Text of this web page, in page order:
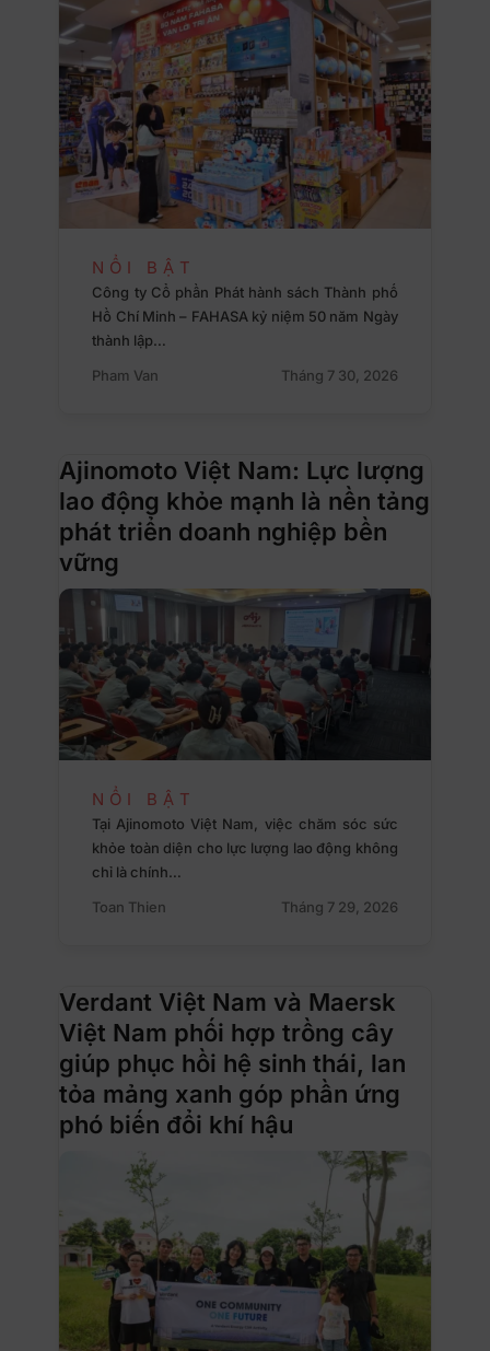
NỔI BẬT
Công ty Cổ phần Phát hành sách Thành phố
Hồ Chí Minh – FAHASA kỷ niệm 50 năm Ngày
thành lập…
Pham Van
Tháng 7 30, 2026
Ajinomoto Việt Nam: Lực lượng
lao động khỏe mạnh là nền tảng
phát triển doanh nghiệp bền
vững
NỔI BẬT
Tại Ajinomoto Việt Nam, việc chăm sóc sức
khỏe toàn diện cho lực lượng lao động không
chỉ là chính…
Toan Thien
Tháng 7 29, 2026
Verdant Việt Nam và Maersk
Việt Nam phối hợp trồng cây
giúp phục hồi hệ sinh thái, lan
tỏa mảng xanh góp phần ứng
phó biến đổi khí hậu